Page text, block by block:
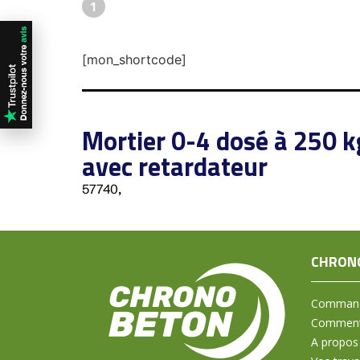
1
[mon_shortcode]
Mortier 0-4 dosé à 250
avec retardateur
57740,
A propos